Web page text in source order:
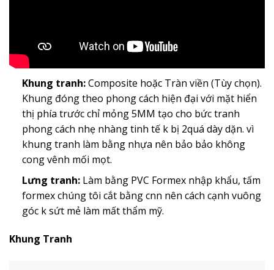
Khung tranh:Composite hoặc Tràn viền (Tùy chọn).
Khung đóng theo phong cách hiện đại với mặt hiển
thị phía trước chỉ mỏng 5MM tạo cho bức tranh
phong cách nhẹ nhàng tinh tế k bị 2quá dày dặn. vì
khung tranh làm bằng nhựa nên bảo bảo không
cong vênh mối mọt.
Lưng tranh:Làm bằng PVC Formex nhập khẩu, tấm
formex chúng tôi cắt bằng cnn nên cách cạnh vuông
góc k sứt mẻ làm mất thẩm mỹ.
Khung Tranh